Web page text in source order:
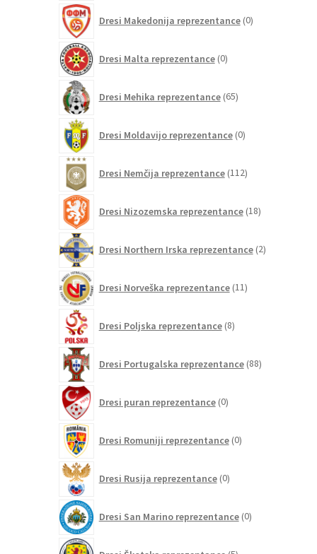
Dresi Makedonija reprezentance 0izdelkov
Dresi Malta reprezentance 0izdelkov
Dresi Mehika reprezentance 65izdelkov
Dresi Moldavijo reprezentance 0izdelkov
Dresi Nemčija reprezentance 112izdelkov
Dresi Nizozemska reprezentance 18izdelkov
Dresi Northern Irska reprezentance 2izdelka
Dresi Norveška reprezentance 11izdelkov
Dresi Poljska reprezentance 8izdelkov
Dresi Portugalska reprezentance 88izdelkov
Dresi puran reprezentance 0izdelkov
Dresi Romuniji reprezentance 0izdelkov
Dresi Rusija reprezentance 0izdelkov
Dresi San Marino reprezentance 0izdelkov